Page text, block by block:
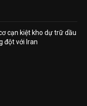
cạn kiệt kho dự trữ dầu
đột với Iran